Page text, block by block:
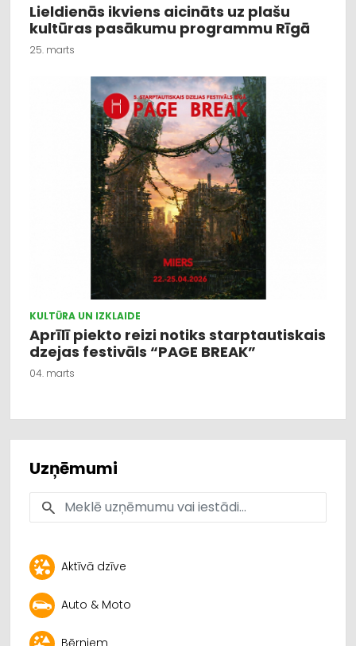
Lieldienās ikviens aicināts uz plašu
kultūras pasākumu programmu Rīgā
25. marts
KULTŪRA UN IZKLAIDE
Aprīlī piekto reizi notiks starptautiskais
dzejas festivāls “PAGE BREAK”
04. marts
Uzņēmumi
Aktīvā dzīve
Auto & Moto